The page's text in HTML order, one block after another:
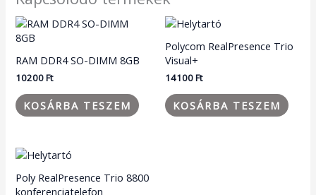
RAM DDR4 SO-DIMM 8GB
10200Ft
KOSÁRBA TESZEM
Polycom RealPresence Trio
Visual+
14100Ft
KOSÁRBA TESZEM
Poly RealPresence Trio 8800
konferenciatelefon